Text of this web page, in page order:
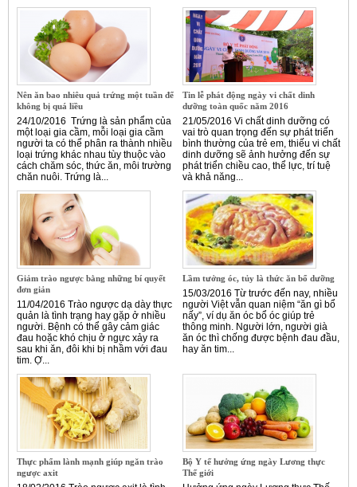
Nên ăn bao nhiêu quả trứng một tuần để
không bị quá liều
24/10/2016 Trứng là sản phẩm của
một loại gia cầm, mỗi loại gia cầm
người ta có thể phân ra thành nhiều
loại trứng khác nhau tùy thuộc vào
cách chăm sóc, thức ăn, môi trường
chăn nuôi. Trứng là...
Tin lễ phát động ngày vi chất dinh
dưỡng toàn quốc năm 2016
21/05/2016 Vi chất dinh dưỡng có
vai trò quan trọng đến sự phát triển
bình thường của trẻ em, thiếu vi chất
dinh dưỡng sẽ ảnh hưởng đến sự
phát triển chiều cao, thể lực, trí tuệ
và khả năng...
Giảm trào ngược bằng những bí quyết
đơn giản
11/04/2016 Trào ngược dạ dày thực
quản là tình trạng hay gặp ở nhiều
người. Bệnh có thể gây cảm giác
đau hoặc khó chịu ở ngực xảy ra
sau khi ăn, đôi khi bị nhầm với đau
tim. Ợ...
Lầm tưởng óc, tủy là thức ăn bổ dưỡng
15/03/2016 Từ trước đến nay, nhiều
người Việt vẫn quan niệm “ăn gì bổ
nấy”, ví dụ ăn óc bổ óc giúp trẻ
thông minh. Người lớn, người già
ăn óc thì chống được bệnh đau đầu,
hay ăn tim...
Thực phẩm lành mạnh giúp ngăn trào
ngược axit
Bộ Y tế hưởng ứng ngày Lương thực
Thế giới